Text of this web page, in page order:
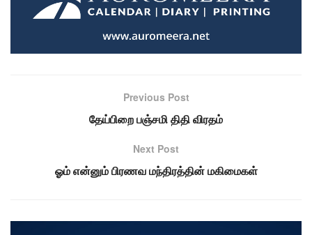
Previous Post
தேய்பிறை பஞ்சமி திதி விரதம்
Next Post
ஓம் என்னும் பிரணவ மந்திரத்தின் மகிமைகள்